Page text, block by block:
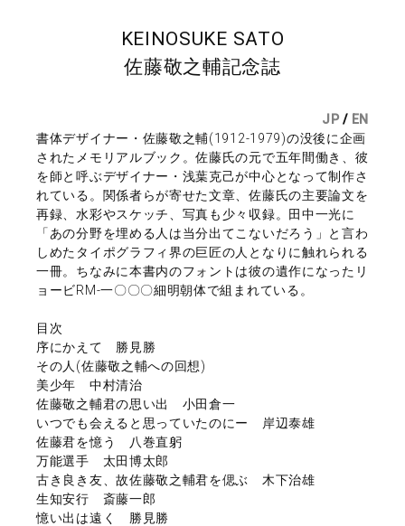
KEINOSUKE SATO
佐藤敬之輔記念誌
JP / EN
書体デザイナー・佐藤敬之輔(1912-1979)の没後に企画
されたメモリアルブック。佐藤氏の元で五年間働き、彼
を師と呼ぶデザイナー・浅葉克己が中心となって制作さ
れている。関係者らが寄せた文章、佐藤氏の主要論文を
再録、水彩やスケッチ、写真も少々収録。田中一光に
「あの分野を埋める人は当分出てこないだろう」と言わ
しめたタイポグラフィ界の巨匠の人となりに触れられる
一冊。ちなみに本書内のフォントは彼の遺作になったリ
ョービRM-一〇〇〇細明朝体で組まれている。
目次
序にかえて 勝見勝
その人(佐藤敬之輔への回想)
美少年 中村清治
佐藤敬之輔君の思い出 小田倉一
いつでも会えると思っていたのにー 岸辺泰雄
佐藤君を憶う 八巻直躬
万能選手 太田博太郎
古き良き友、故佐藤敬之輔君を偲ぶ 木下治雄
生知安行 斎藤一郎
憶い出は遠く 勝見勝